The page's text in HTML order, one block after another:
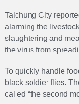
Taichung City
alarming the
slaughtering and
the virus from
To quickly handle
black soldier flies.
called “the second